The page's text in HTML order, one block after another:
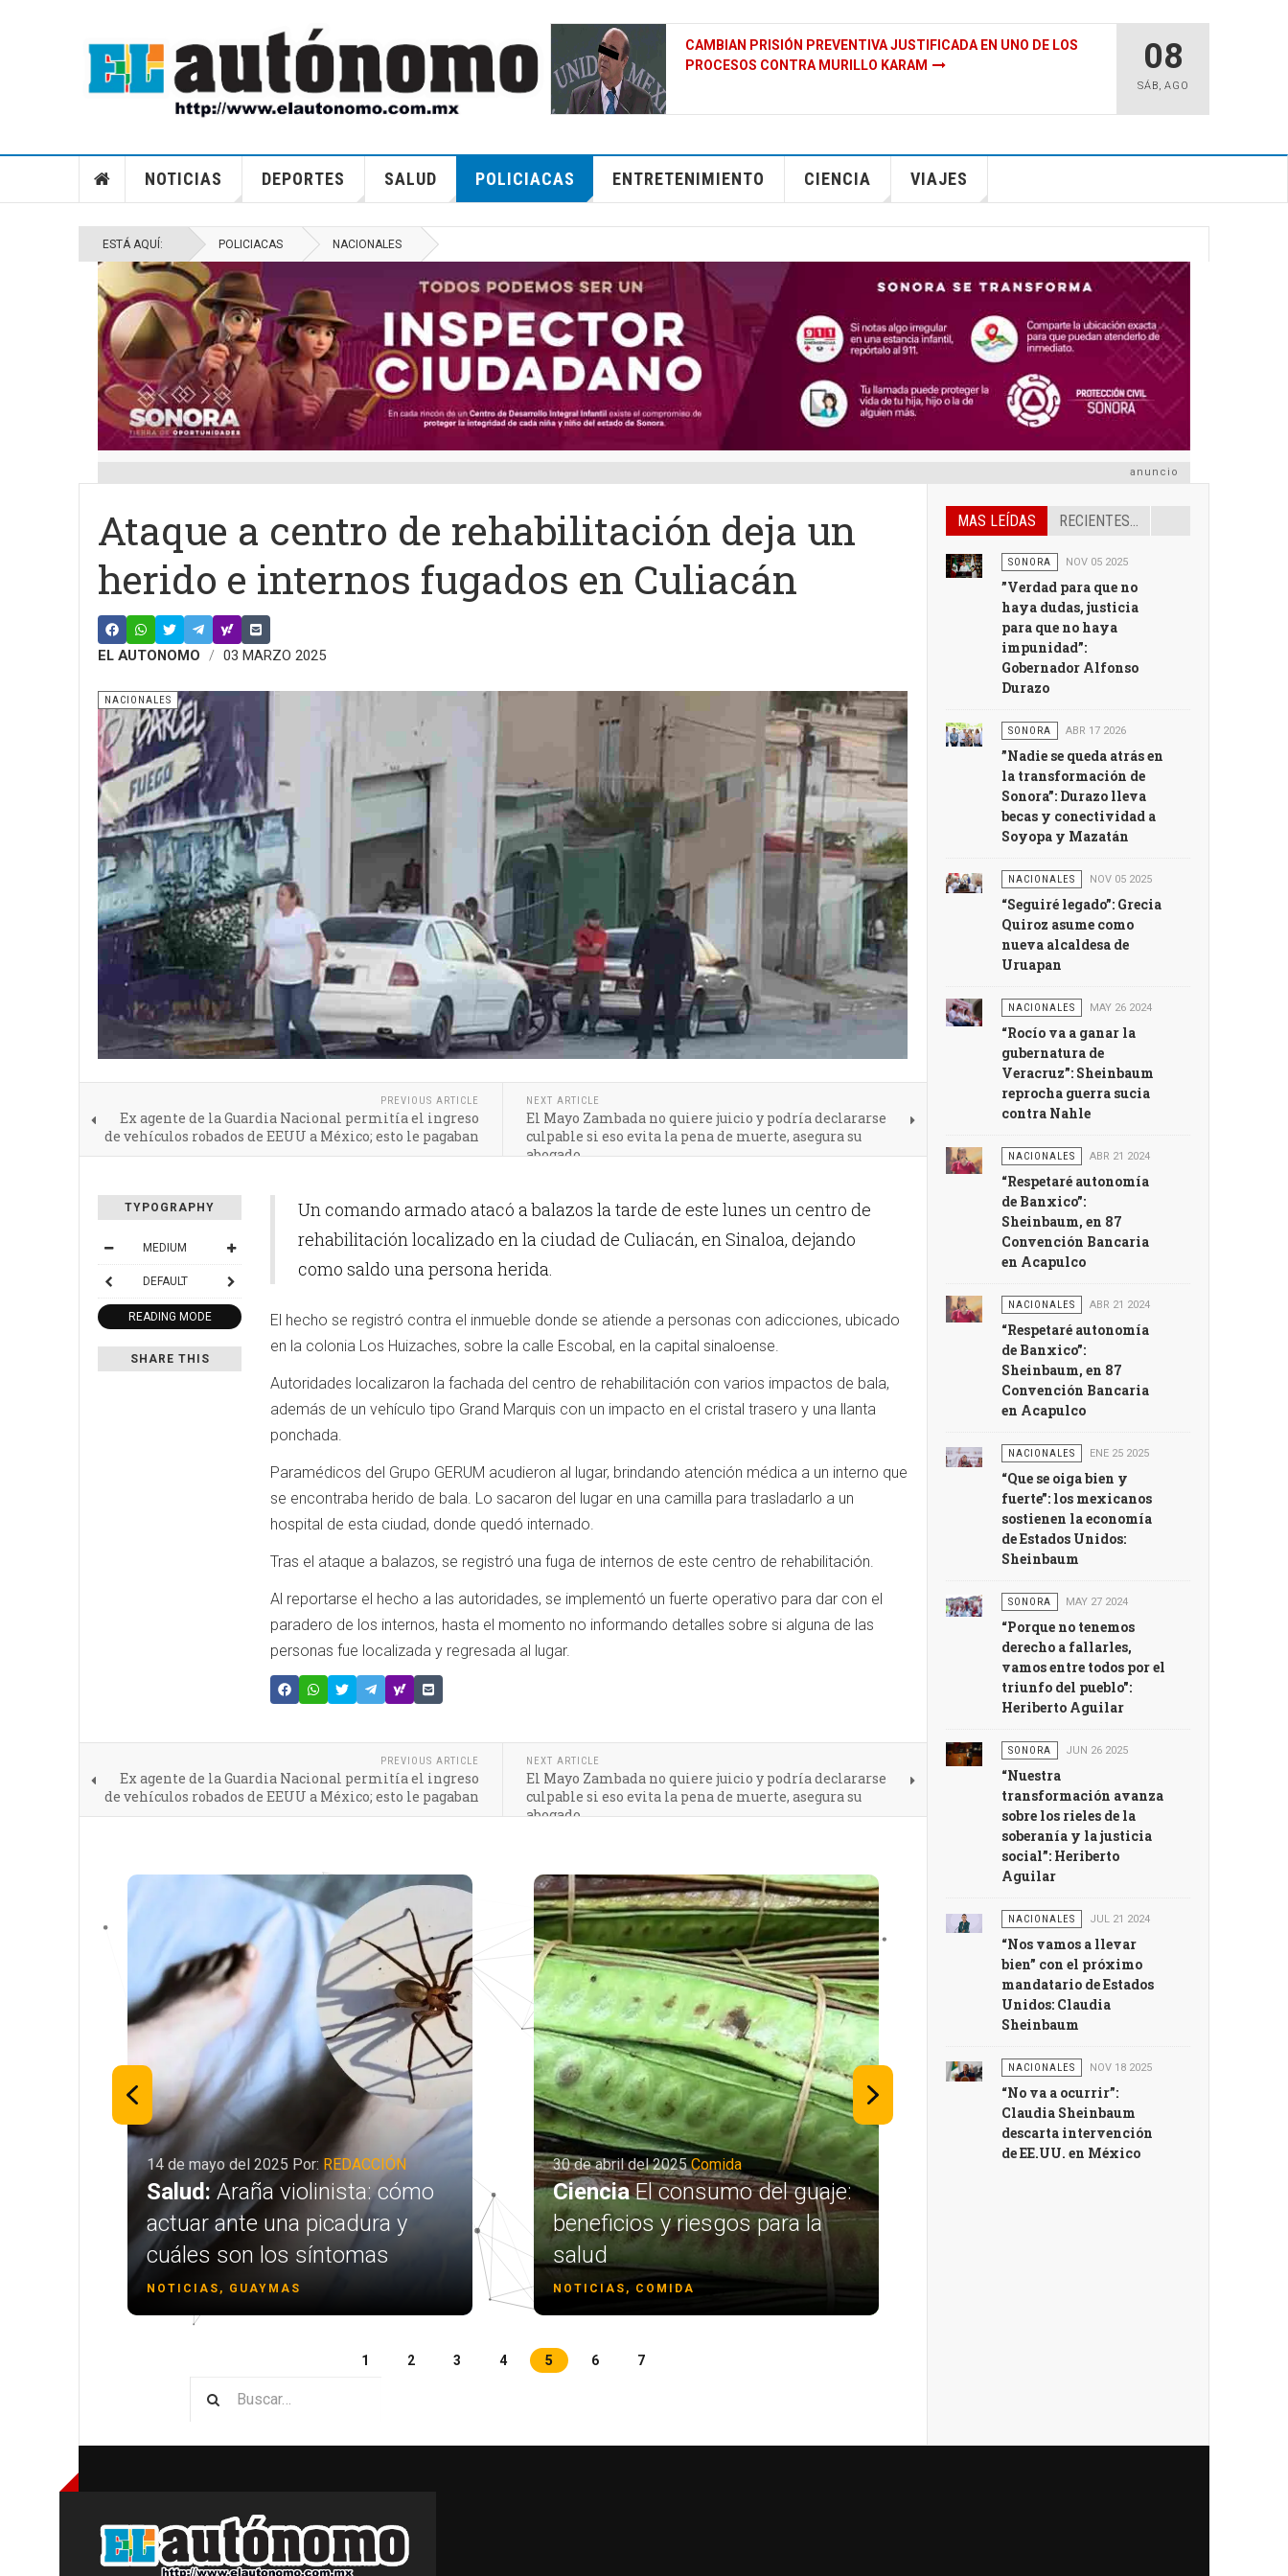
CAMBIAN PRISIÓN PREVENTIVA JUSTIFICADA EN UNO DE LOS
PROCESOS CONTRA MURILLO KARAM
¿POR QUÉ EL GOLFO PÉRSICO TIENE MÁS PETRÓLEO Y GAS QUE
CUALQUIER OTRO LUGAR DE LA TIERRA?
08
SÁB, AGO
NOTICIAS DEPORTES SALUD POLICIACAS ENTRETENIMIENTO CIENCIA VIAJES
ESTÁ AQUÍ: POLICIACAS NACIONALES
anuncio
Ataque a centro de rehabilitación deja un
herido e internos fugados en Culiacán
EL AUTONOMO 03 MARZO 2025
NACIONALES
PREVIOUS ARTICLE
Ex agente de la Guardia Nacional permitía el ingreso
de vehículos robados de EEUU a México; esto le pagaban
NEXT ARTICLE
El Mayo Zambada no quiere juicio y podría declararse
culpable si eso evita la pena de muerte, asegura su
abogado
TYPOGRAPHY
MEDIUM
DEFAULT
READING MODE
SHARE THIS
Un comando armado atacó a balazos la tarde de este lunes un centro de
rehabilitación localizado en la ciudad de Culiacán, en Sinaloa, dejando
como saldo una persona herida.
El hecho se registró contra el inmueble donde se atiende a personas con adicciones, ubicado
en la colonia Los Huizaches, sobre la calle Escobal, en la capital sinaloense.
Autoridades localizaron la fachada del centro de rehabilitación con varios impactos de bala,
además de un vehículo tipo Grand Marquis con un impacto en el cristal trasero y una llanta
ponchada.
Paramédicos del Grupo GERUM acudieron al lugar, brindando atención médica a un interno que
se encontraba herido de bala. Lo sacaron del lugar en una camilla para trasladarlo a un
hospital de esta ciudad, donde quedó internado.
Tras el ataque a balazos, se registró una fuga de internos de este centro de rehabilitación.
Al reportarse el hecho a las autoridades, se implementó un fuerte operativo para dar con el
paradero de los internos, hasta el momento no informando detalles sobre si alguna de las
personas fue localizada y regresada al lugar.
PREVIOUS ARTICLE
Ex agente de la Guardia Nacional permitía el ingreso
de vehículos robados de EEUU a México; esto le pagaban
NEXT ARTICLE
El Mayo Zambada no quiere juicio y podría declararse
culpable si eso evita la pena de muerte, asegura su
abogado
14 de mayo del 2025 Por: REDACCIÓN
Salud: Araña violinista: cómo
actuar ante una picadura y
cuáles son los síntomas
NOTICIAS, GUAYMAS
30 de abril del 2025Comida
CienciaEl consumo del guaje:
beneficios y riesgos para la
salud
NOTICIAS, COMIDA
1 2 3 4 5 6
7
MAS LEÍDAS RECIENTES...
SONORA NOV 05 2025
”Verdad para que no
haya dudas, justicia
para que no haya
impunidad”:
Gobernador Alfonso
Durazo
SONORA ABR 17 2026
”Nadie se queda atrás en
la transformación de
Sonora”: Durazo lleva
becas y conectividad a
Soyopa y Mazatán
NACIONALES NOV 05 2025
“Seguiré legado”: Grecia
Quiroz asume como
nueva alcaldesa de
Uruapan
NACIONALES MAY 26 2024
“Rocío va a ganar la
gubernatura de
Veracruz”: Sheinbaum
reprocha guerra sucia
contra Nahle
NACIONALES ABR 21 2024
“Respetaré autonomía
de Banxico”:
Sheinbaum, en 87
Convención Bancaria
en Acapulco
NACIONALES ABR 21 2024
“Respetaré autonomía
de Banxico”:
Sheinbaum, en 87
Convención Bancaria
en Acapulco
NACIONALES ENE 25 2025
“Que se oiga bien y
fuerte”: los mexicanos
sostienen la economía
de Estados Unidos:
Sheinbaum
SONORA MAY 27 2024
“Porque no tenemos
derecho a fallarles,
vamos entre todos por el
triunfo del pueblo":
Heriberto Aguilar
SONORA JUN 26 2025
“Nuestra
transformación avanza
sobre los rieles de la
soberanía y la justicia
social”: Heriberto
Aguilar
NACIONALES JUL 21 2024
“Nos vamos a llevar
bien” con el próximo
mandatario de Estados
Unidos: Claudia
Sheinbaum
NACIONALES NOV 18 2025
“No va a ocurrir”:
Claudia Sheinbaum
descarta intervención
de EE.UU. en México